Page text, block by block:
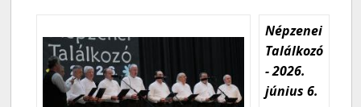
Népzenei
Találkozó
- 2026.
június 6.